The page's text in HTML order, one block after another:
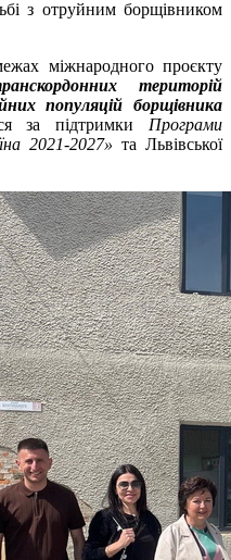
з отруйним борщівником
міжнародного проєкту
територій
популяцій борщівника
за підтримки Програми
2021-2027» та Львівської